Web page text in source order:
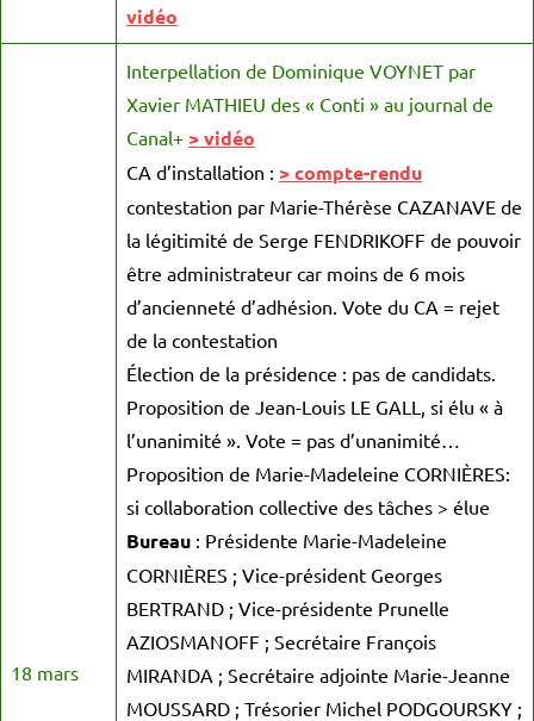
vidéo
18 mars
Interpellation de Dominique VOYNET par
Xavier MATHIEU des « Conti » au journal de
Canal+ > vidéo
CA d’installation : > compte-rendu
contestation par Marie-Thérèse CAZANAVE de
la légitimité de Serge FENDRIKOFF de pouvoir
être administrateur car moins de 6 mois
d’ancienneté d’adhésion. Vote du CA = rejet
de la contestation
Élection de la présidence : pas de candidats.
Proposition de Jean-Louis LE GALL, si élu « à
l’unanimité ». Vote = pas d’unanimité…
Proposition de Marie-Madeleine CORNIÈRES:
si collaboration collective des tâches > élue
Bureau : Présidente Marie-Madeleine
CORNIÈRES ; Vice-président Georges
BERTRAND ; Vice-présidente Prunelle
AZIOSMANOFF ; Secrétaire François
MIRANDA ; Secrétaire adjointe Marie-Jeanne
MOUSSARD ; Trésorier Michel PODGOURSKY ;